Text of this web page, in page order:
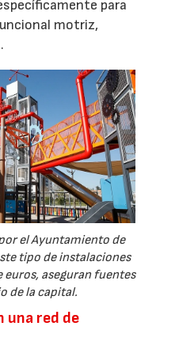
para
motriz,
el Ayuntamiento de
tipo de instalaciones
euros, aseguran fuentes
de la capital.
una red de